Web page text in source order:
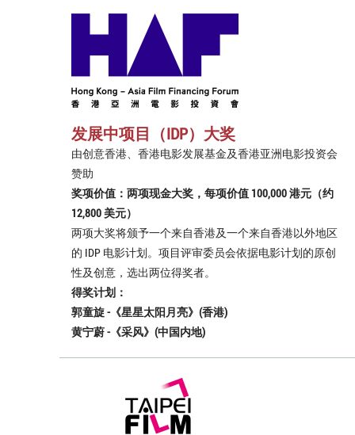
发展中项目（IDP）大奖
由创意香港、香港电影发展基金及香港亚洲电影投资会
赞助
奖项价值：两项现金大奖，每项价值 100,000 港元（约
12,800 美元）
两项大奖将颁予一个来自香港及一个来自香港以外地区
的 IDP 电影计划。项目评审委员会依据电影计划的原创
性及创意，选出两位得奖者。
得奖计划：
郭童旋 -《星星太阳月亮》(香港)
黄宁蔚 -《采风》(中国内地)